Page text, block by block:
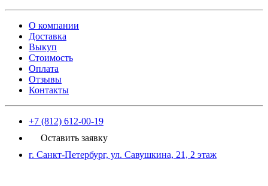
О компании
Доставка
Выкуп
Стоимость
Оплата
Отзывы
Контакты
+7 (812) 612-00-19
Оставить заявку
г. Санкт-Петербург, ул. Савушкина, 21, 2 этаж